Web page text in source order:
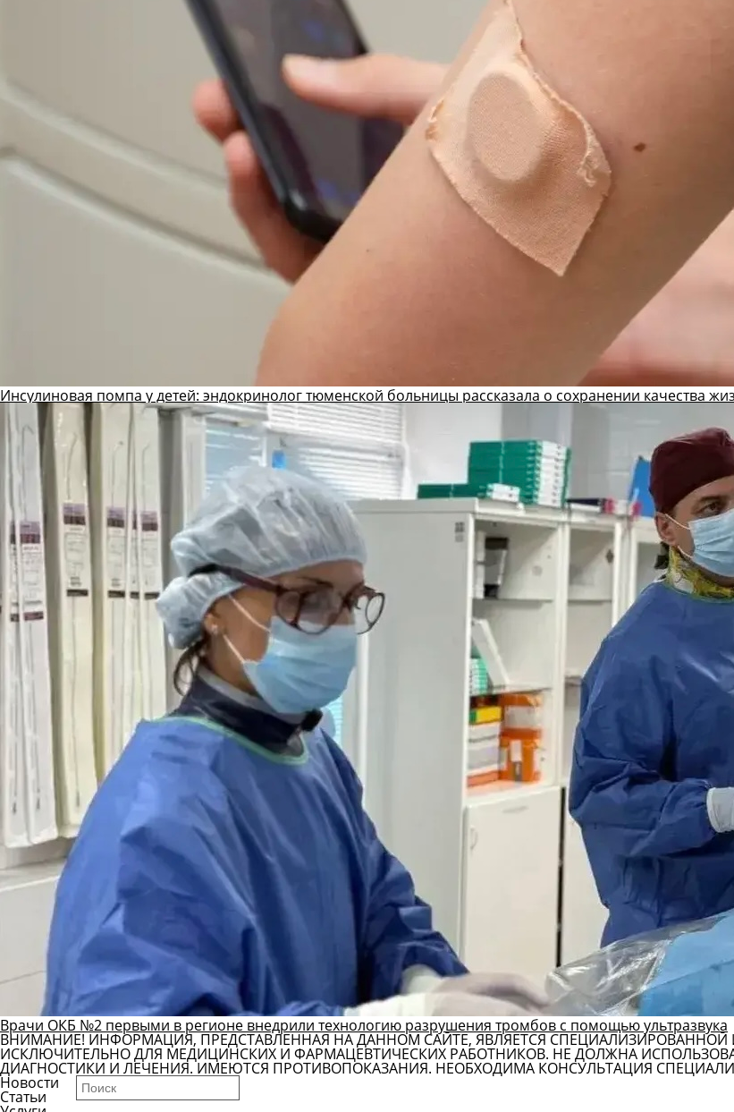
Инсулиновая помпа у детей: эндокринолог тюменской больницы рассказала о сохранении качества
Врачи ОКБ №2 первыми в регионе внедрили технологию разрушения тромбов с помощью ультразвука
ВНИМАНИЕ! ИНФОРМАЦИЯ, ПРЕДСТАВЛЕННАЯ НА ДАННОМ САЙТЕ, ЯВЛЯЕТСЯ СПЕЦИАЛИЗИРОВАННОЙ
ИСКЛЮЧИТЕЛЬНО ДЛЯ МЕДИЦИНСКИХ И ФАРМАЦЕВТИЧЕСКИХ РАБОТНИКОВ. НЕ ДОЛЖНА
ДИАГНОСТИКИ И ЛЕЧЕНИЯ. ИМЕЮТСЯ ПРОТИВОПОКАЗАНИЯ. НЕОБХОДИМА КОНСУЛЬТАЦИЯ
Новости
Статьи